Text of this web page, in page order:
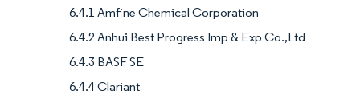
6.4.1 Amfine Chemical Corporation
6.4.2 Anhui Best Progress Imp & Exp Co.,Ltd
6.4.3 BASF SE
6.4.4 Clariant